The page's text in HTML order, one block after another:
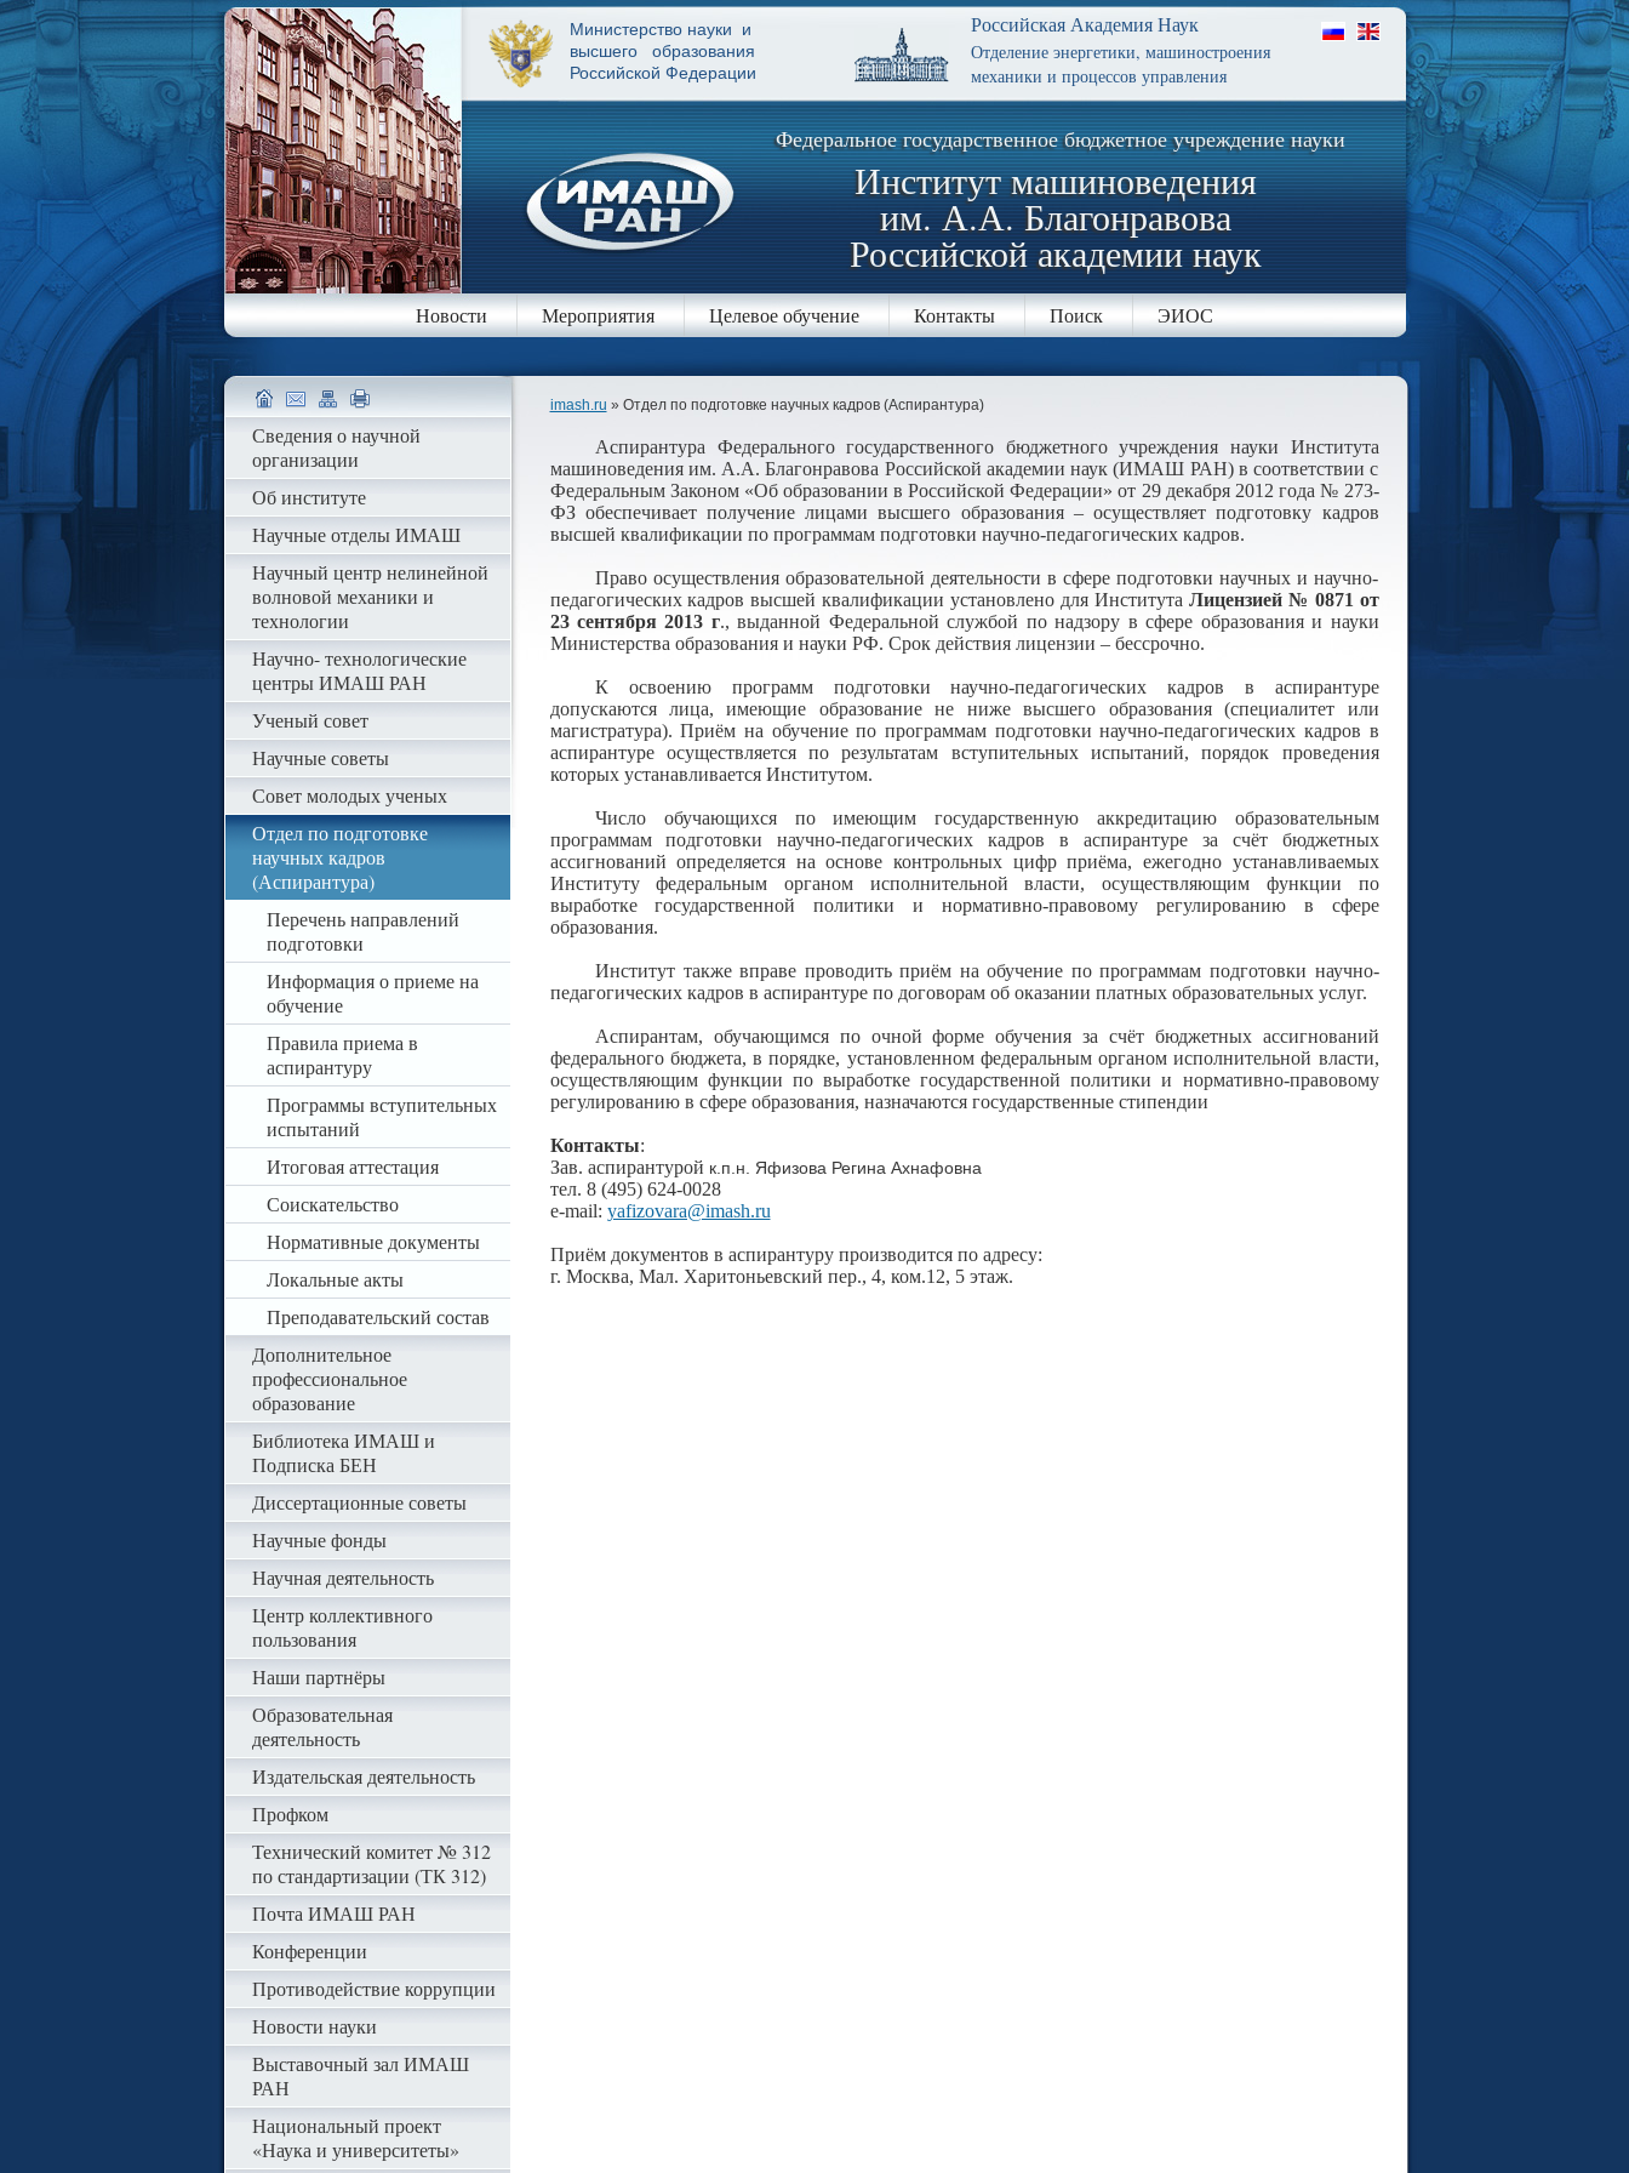
Министерство науки и
высшего образования
Российской Федерации
Российская Академия Наук
Отделение энергетики, машиностроения
механики и процессов управления
Федеральное государственное бюджетное учреждение науки
Институт машиноведения
им. А.А. Благонравова
Российской академии наук
Новости Мероприятия Целевое обучение Контакты Поиск ЭИОС
imash.ru » Отдел по подготовке научных кадров (Аспирантура)
Аспирантура Федерального государственного бюджетного учреждения науки Института
машиноведения им. А.А. Благонравова Российской академии наук (ИМАШ РАН) в соответствии с
Федеральным Законом «Об образовании в Российской Федерации» от 29 декабря 2012 года № 273-
ФЗ обеспечивает получение лицами высшего образования – осуществляет подготовку кадров
высшей квалификации по программам подготовки научно-педагогических кадров.
Право осуществления образовательной деятельности в сфере подготовки научных и научно-
педагогических кадров высшей квалификации установлено для Института Лицензией № 0871 от
23 сентября 2013 г., выданной Федеральной службой по надзору в сфере образования и науки
Министерства образования и науки РФ. Срок действия лицензии – бессрочно.
К освоению программ подготовки научно-педагогических кадров в аспирантуре
допускаются лица, имеющие образование не ниже высшего образования (специалитет или
магистратура). Приём на обучение по программам подготовки научно-педагогических кадров в
аспирантуре осуществляется по результатам вступительных испытаний, порядок проведения
которых устанавливается Институтом.
Число обучающихся по имеющим государственную аккредитацию образовательным
программам подготовки научно-педагогических кадров в аспирантуре за счёт бюджетных
ассигнований определяется на основе контрольных цифр приёма, ежегодно устанавливаемых
Институту федеральным органом исполнительной власти, осуществляющим функции по
выработке государственной политики и нормативно-правовому регулированию в сфере
образования.
Институт также вправе проводить приём на обучение по программам подготовки научно-
педагогических кадров в аспирантуре по договорам об оказании платных образовательных услуг.
Аспирантам, обучающимся по очной форме обучения за счёт бюджетных ассигнований
федерального бюджета, в порядке, установленном федеральным органом исполнительной власти,
осуществляющим функции по выработке государственной политики и нормативно-правовому
регулированию в сфере образования, назначаются государственные стипендии
Контакты:
Зав. аспирантурой к.п.н. Яфизова Регина Ахнафовна
тел. 8 (495) 624-0028
e-mail: yafizovara@imash.ru
Приём документов в аспирантуру производится по адресу:
г. Москва, Мал. Харитоньевский пер., 4, ком.12, 5 этаж.
Сведения о научной
организации
Об институте
Научные отделы ИМАШ
Научный центр нелинейной
волновой механики и
технологии
Научно- технологические
центры ИМАШ РАН
Ученый совет
Научные советы
Совет молодых ученых
Отдел по подготовке
научных кадров
(Аспирантура)
Перечень направлений
подготовки
Информация о приеме на
обучение
Правила приема в
аспирантуру
Программы вступительных
испытаний
Итоговая аттестация
Соискательство
Нормативные документы
Локальные акты
Преподавательский состав
Дополнительное
профессиональное
образование
Библиотека ИМАШ и
Подписка БЕН
Диссертационные советы
Научные фонды
Научная деятельность
Центр коллективного
пользования
Наши партнёры
Образовательная
деятельность
Издательская деятельность
Профком
Технический комитет № 312
по стандартизации (ТК 312)
Почта ИМАШ РАН
Конференции
Противодействие коррупции
Новости науки
Выставочный зал ИМАШ
РАН
Национальный проект
«Наука и университеты»